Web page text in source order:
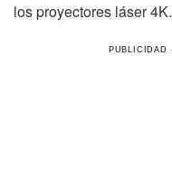
los proyectores láser 4K.